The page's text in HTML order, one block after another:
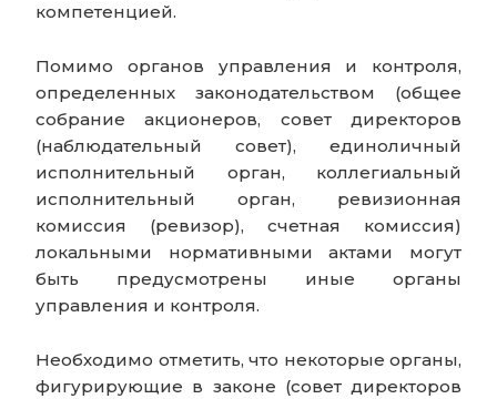
компетенцией.
Помимо органов управления и контроля,
определенных законодательством (общее
собрание акционеров, совет директоров
(наблюдательный совет), единоличный
исполнительный орган, коллегиальный
исполнительный орган, ревизионная
комиссия (ревизор), счетная комиссия)
локальными нормативными актами могут
быть предусмотрены иные органы
управления и контроля.
Необходимо отметить, что некоторые органы,
фигурирующие в законе (совет директоров